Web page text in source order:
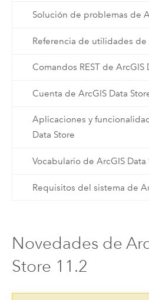
Solución de problemas de
Referencia de utilidades de
Comandos REST de ArcGIS
Cuenta de ArcGIS Data
Aplicaciones y
Data Store
Vocabulario de ArcGIS Data
Requisitos del sistema de
Novedades de
Store 11.2